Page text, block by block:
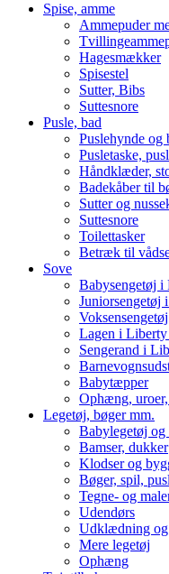
Spise, amme
Ammepuder
Hagesmækker
Spisestel
Sutter, Bibs
Suttesnore
Pusle, bad
Puslehynde
Pusletaske,
Håndklæder,
Badekåber til
Sutter og
Suttesnore
Toilettasker
Betræk til
Sove
Babysengetøj i
Juniorsengetøj
Lagen i Liberty
Sengerand i
Babytæpper
Ophæng,
Legetøj, bøger mm.
Babylegetøj og
Bamser, dukker
Klodser og
Bøger, spil,
Tegne- og
Udendørs
Udklædning og
Mere legetøj
Ophæng